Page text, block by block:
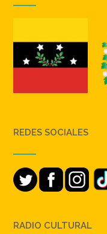
REDES SOCIALES
RADIO CULTURAL